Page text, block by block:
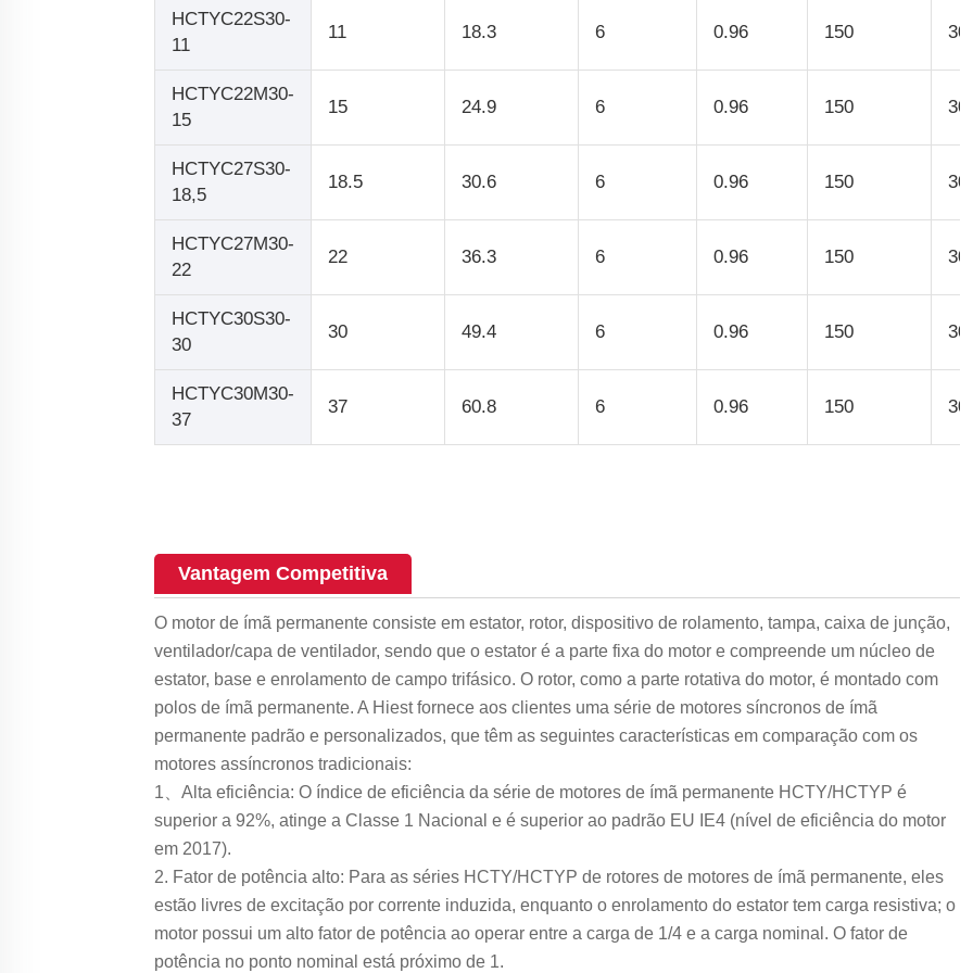
HCTYC22S30-
11
11 18.3 6 0.96 150
HCTYC22M30-
15
15 24.9 6 0.96 150
HCTYC27S30-
18,5
18.5 30.6 6 0.96 150
HCTYC27M30-
22
22 36.3 6 0.96 150
HCTYC30S30-
30
30 49.4 6 0.96 150
HCTYC30M30-
37
37 60.8 6 0.96 150
Vantagem Competitiva
O motor de ímã permanente consiste em estator, rotor, dispositivo de rolamento, tampa, caixa de junção,
ventilador/capa de ventilador, sendo que o estator é a parte fixa do motor e compreende um núcleo de
estator, base e enrolamento de campo trifásico. O rotor, como a parte rotativa do motor, é montado com
polos de ímã permanente. A Hiest fornece aos clientes uma série de motores síncronos de ímã
permanente padrão e personalizados, que têm as seguintes características em comparação com os
motores assíncronos tradicionais:
1、Alta eficiência: O índice de eficiência da série de motores de ímã permanente HCTY/HCTYP é
superior a 92%, atinge a Classe 1 Nacional e é superior ao padrão EU IE4 (nível de eficiência do motor
em 2017).
2. Fator de potência alto: Para as séries HCTY/HCTYP de rotores de motores de ímã permanente, eles
estão livres de excitação por corrente induzida, enquanto o enrolamento do estator tem carga resistiva; o
motor possui um alto fator de potência ao operar entre a carga de 1/4 e a carga nominal. O fator de
potência no ponto nominal está próximo de 1.